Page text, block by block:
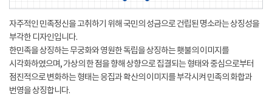
자주적인 민족정신을 고취하기 위해 국민의 성금으로 건립된 명소라는 상징성을
부각한 디자인입니다.
한민족을 상징하는 무궁화와 영원한 독립을 상징하는 횃불의 이미지를
시각화하였으며, 가상의 한 점을 향해 상향으로 집결되는 형태와 중심으로부터
점진적으로 변화하는 형태는 응집과 확산의 이미지를 부각시켜 민족의 화합과
번영을 상징합니다.